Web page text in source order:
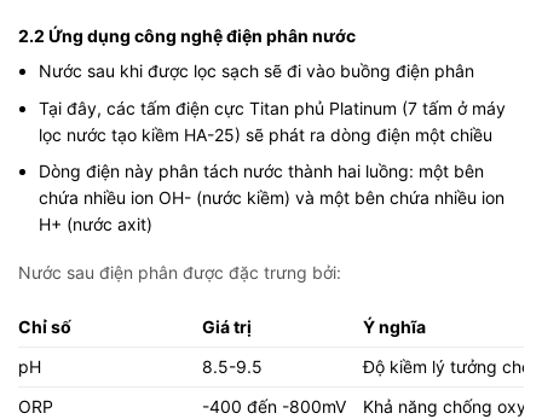
2.2 Ứng dụng công nghệ điện phân nước
Nước sau khi được lọc sạch sẽ đi vào buồng điện phân
Tại đây, các tấm điện cực Titan phủ Platinum (7 tấm ở máy
lọc nước tạo kiềm HA-25) sẽ phát ra dòng điện một chiều
Dòng điện này phân tách nước thành hai luồng: một bên
chứa nhiều ion OH- (nước kiềm) và một bên chứa nhiều ion
H+ (nước axit)
Nước sau điện phân được đặc trưng bởi:
Chỉ số Giá trị
Ý nghĩa
pH
8.5-9.5
Độ kiềm lý tưởng cho
ORP
-400 đến -800mV
Khả năng chống oxy